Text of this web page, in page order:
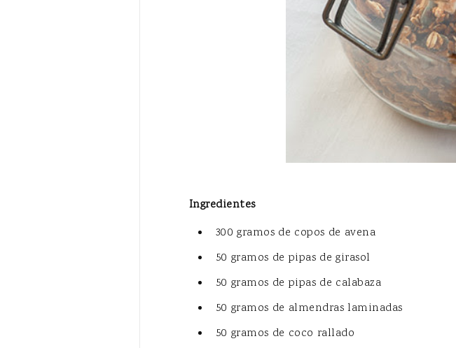
Ingredientes
300 gramos de copos de avena
50 gramos de pipas de girasol
50 gramos de pipas de calabaza
50 gramos de almendras laminadas
50 gramos de coco rallado